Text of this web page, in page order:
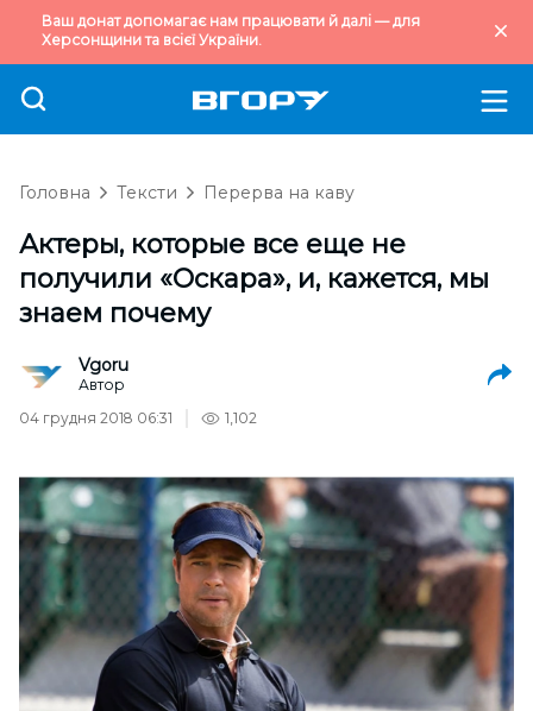
Ваш донат допомагає нам працювати й далі — для
Херсонщини та всієї України.
Головна Тексти Перерва на каву
Актеры, которые все еще не
получили «Оскара», и, кажется, мы
знаем почему
Vgoru
Автор
04 грудня 2018 06:31
1,102